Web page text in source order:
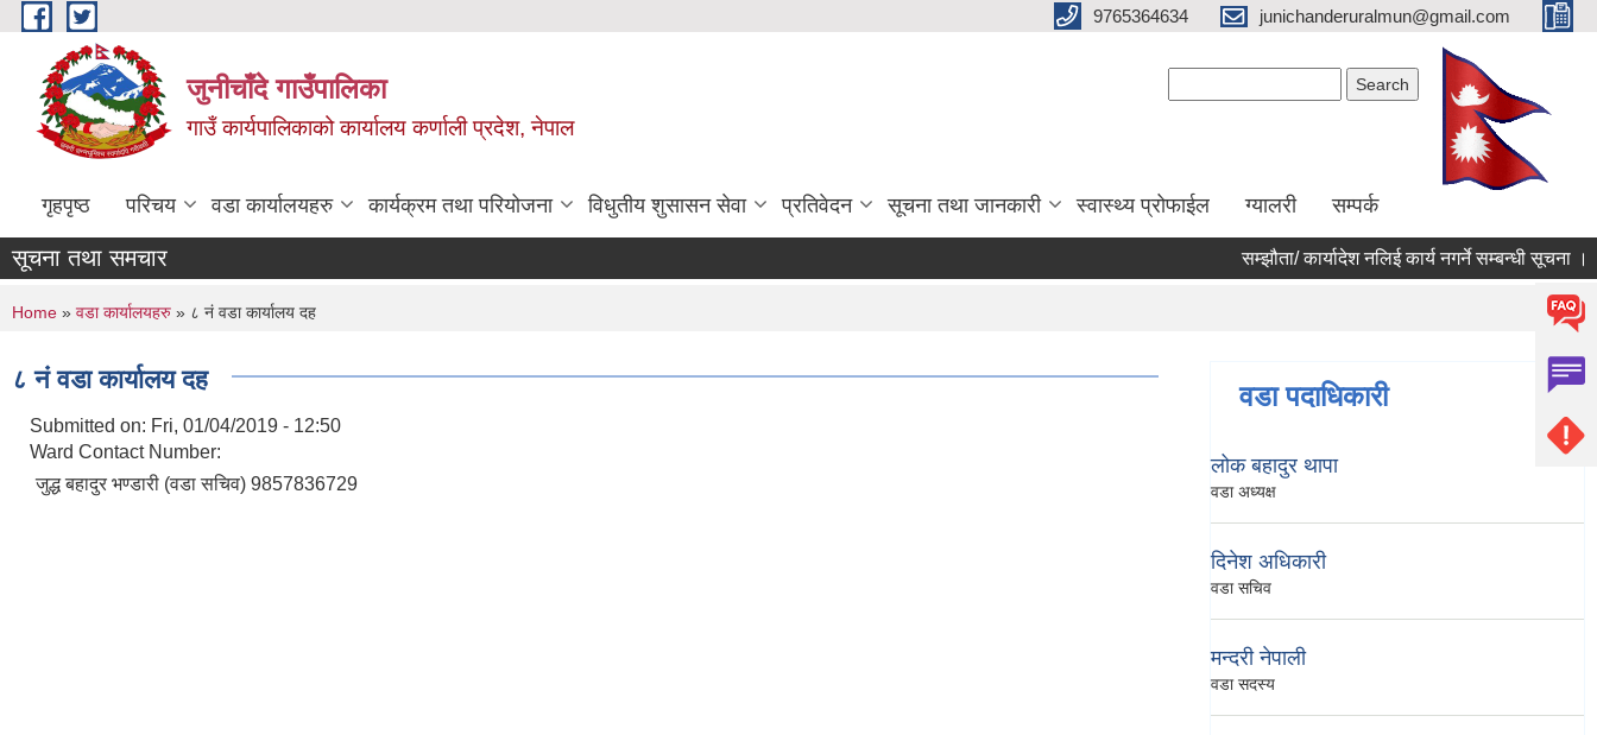
Skip to main content 9765364634 junichanderuralmun@gmail.com
जुनीचाँदे गाउँपालिका
गाउँ कार्यपालिकाको कार्यालय कर्णाली प्रदेश, नेपाल
गृहपृष्ठ परिचय वडा कार्यालयहरु कार्यक्रम तथा परियोजना विधुतीय शुसासन सेवा प्रतिवेदन सूचना तथा जानकारी स्वास्थ्य प्रोफाईल ग्यालरी सम्पर्क
सूचना तथा समचार सम्झौता/ कार्यादेश नलिई कार्य नगर्ने सम्बन्धी सूचना ।
You are here
Home » वडा कार्यालयहरु » ८ नं वडा कार्यालय दह
८ नं वडा कार्यालय दह
Submitted on: Fri, 01/04/2019 - 12:50
Ward Contact Number:
जुद्ध बहादुर भण्डारी (वडा सचिव) 9857836729
वडा पदाधिकारी
लोक बहादुर थापा
वडा अध्यक्ष
दिनेश अधिकारी
वडा सचिव
मन्दरी नेपाली
वडा सदस्य